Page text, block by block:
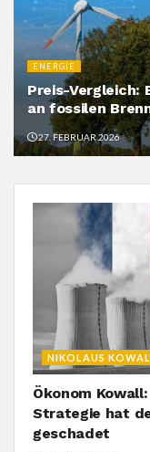
ENERGIE
Preis-Vergleich:
an fossilen
27. FEBRUAR 2026
NIKOLAUS
Ökonom
Strategie hat
geschadet